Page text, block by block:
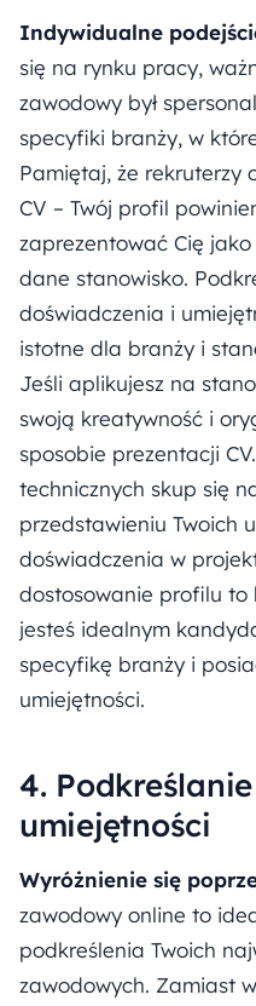
Indywidualne
się na rynku pracy,
zawodowy był
specyfiki branży, w
Pamiętaj, że rekruterzy
CV – Twój profil
zaprezentować Cię
dane stanowisko.
doświadczenia i
istotne dla branży i
Jeśli aplikujesz na
swoją kreatywność i
sposobie prezentacji
technicznych skup się
przedstawieniu Twoich
doświadczenia w
dostosowanie profilu to
jesteś idealnym
specyfikę branży i
umiejętności.
4.
umiejętności
Wyróżnienie się
zawodowy online to
podkreślenia Twoich
zawodowych. Zamiast